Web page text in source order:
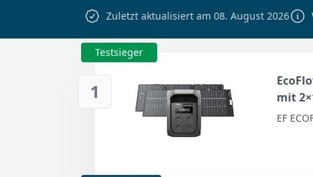
Zuletzt aktualisiert am 08. August 2026
1
Testsieger
mit
EF